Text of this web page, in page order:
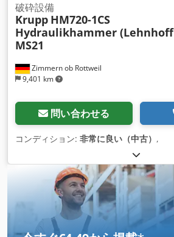
Zimmern ob Rottweil
9,401 km
破砕設備
Krupp HM720-1CS
Hydraulikhammer (Lehnhoff
MS21
問い合わせる
コンディション: 非常に良い（中古） ,